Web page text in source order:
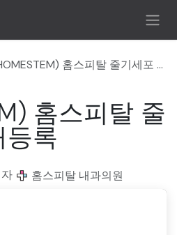
홈스피탈 줄기세포 특허등록
홈스피탈 줄
등록
홈스피탈 내과의원